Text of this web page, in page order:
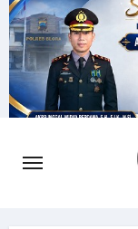
Skip
to
content